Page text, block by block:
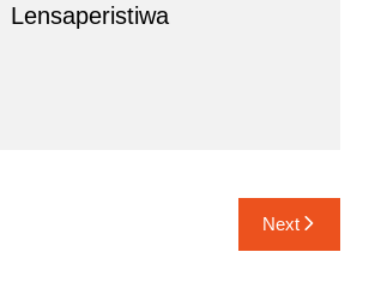
Lensaperistiwa
Next